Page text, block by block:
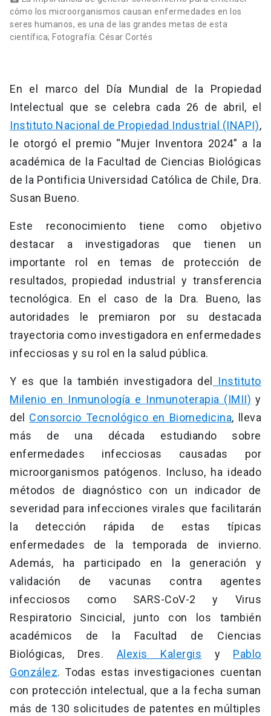
cómo los microorganismos causan enfermedades en los
seres humanos, es una de las grandes metas de esta
científica; Fotografía: César Cortés
En el marco del Día Mundial de la Propiedad
Intelectual que se celebra cada 26 de abril, el
Instituto Nacional de Propiedad Industrial (INAPI),
le otorgó el premio “Mujer Inventora 2024” a la
académica de la Facultad de Ciencias Biológicas
de la Pontificia Universidad Católica de Chile, Dra.
Susan Bueno.
Este reconocimiento tiene como objetivo
destacar a investigadoras que tienen un
importante rol en temas de protección de
resultados, propiedad industrial y transferencia
tecnológica. En el caso de la Dra. Bueno, las
autoridades le premiaron por su destacada
trayectoria como investigadora en enfermedades
infecciosas y su rol en la salud pública.
Y es que la también investigadora del
Instituto
Milenio en Inmunología e Inmunoterapia (IMII) y
del Consorcio Tecnológico en Biomedicina, lleva
más de una década estudiando sobre
enfermedades infecciosas causadas por
microorganismos patógenos. Incluso, ha ideado
métodos de diagnóstico con un indicador de
severidad para infecciones virales que facilitarán
la detección rápida de estas típicas
enfermedades de la temporada de invierno.
Además, ha participado en la generación y
validación de vacunas contra agentes
infecciosos como SARS-CoV-2 y Virus
Respiratorio Sincicial, junto con los también
académicos de la Facultad de Ciencias
Biológicas, Dres. Alexis Kalergis y Pablo
González. Todas estas investigaciones cuentan
con protección intelectual, que a la fecha suman
más de 130 solicitudes de patentes en múltiples